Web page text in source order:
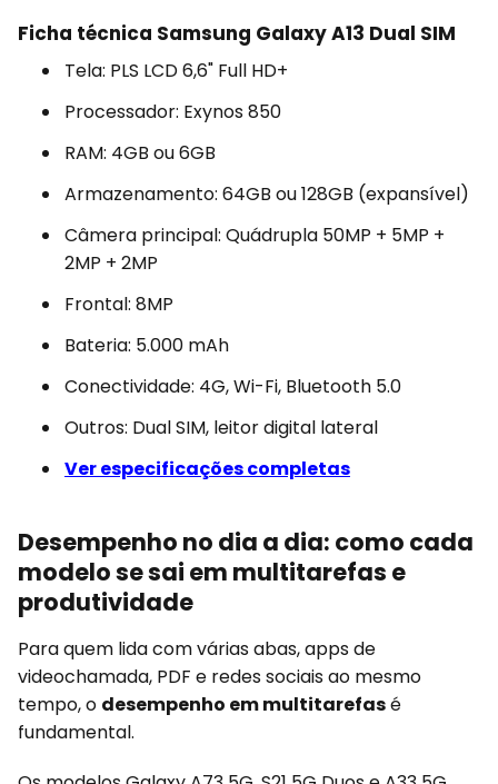
Ficha técnica Samsung Galaxy A13 Dual SIM
Tela: PLS LCD 6,6" Full HD+
Processador: Exynos 850
RAM: 4GB ou 6GB
Armazenamento: 64GB ou 128GB (expansível)
Câmera principal: Quádrupla 50MP + 5MP +
2MP + 2MP
Frontal: 8MP
Bateria: 5.000 mAh
Conectividade: 4G, Wi-Fi, Bluetooth 5.0
Outros: Dual SIM, leitor digital lateral
Ver especificações completas
Desempenho no dia a dia: como cada
modelo se sai em multitarefas e
produtividade
Para quem lida com várias abas, apps de
videochamada, PDF e redes sociais ao mesmo
tempo, o desempenho em multitarefasé
fundamental.